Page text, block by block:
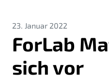
23. Januar 2022
ForLab
sich vor